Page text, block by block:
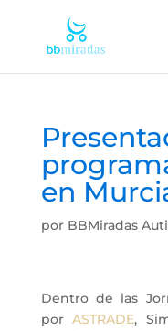
en
por BBMiradas
Dentro de las
porASTRADE,